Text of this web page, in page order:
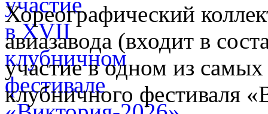
Хореографический
авиазавода (входит в
участие в одном из
клубничного фестиваля